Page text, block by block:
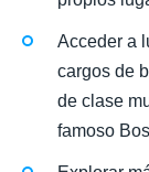
Acceder a
cargos de
de clase
famoso